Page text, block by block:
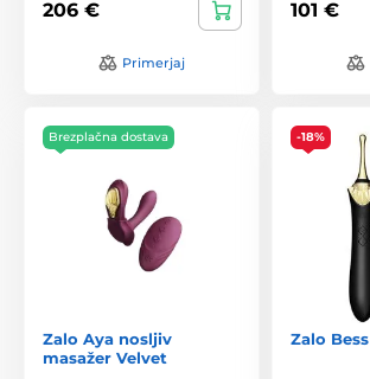
206 €
Primerjaj
101 €
Brezplačna dostava
Zalo Aya nosljiv
masažer Velvet
-18%
Zalo Bess